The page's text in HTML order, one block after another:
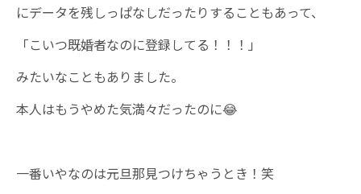
にデータを残しっぱなしだったりすることもあって、
「こいつ既婚者なのに登録してる！！！」
みたいなこともありました。
本人はもうやめた気満々だったのに😂
一番いやなのは元旦那見つけちゃうとき！笑